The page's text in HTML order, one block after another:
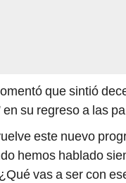
que sintió
en su regreso a las
este nuevo
hemos hablado
vas a ser con